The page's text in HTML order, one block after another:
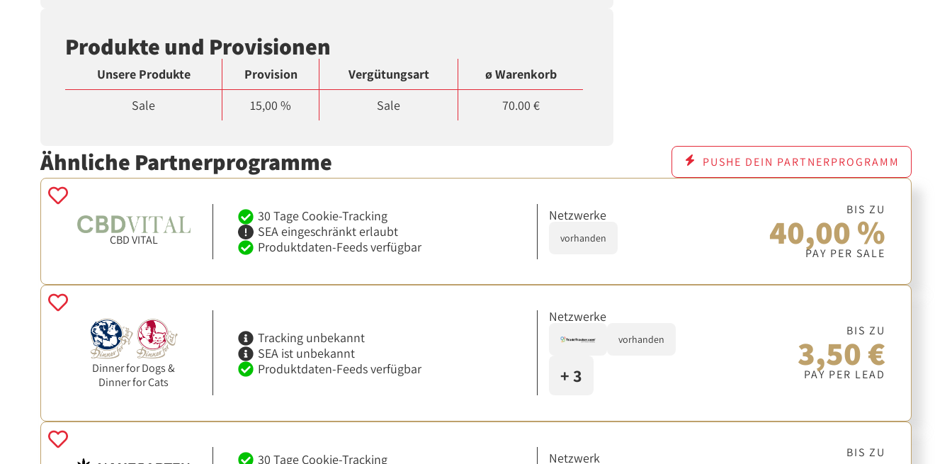
Produkte und Provisionen
Unsere Produkte Provision Vergütungsart
ø Warenkorb
Sale
15,00 % Sale 70.00 €
Ähnliche Partnerprogramme PUSHE DEIN PARTNERPROGRAMM
CBD VITAL
30 Tage Cookie-Tracking
SEA eingeschränkt erlaubt
Produktdaten-Feeds verfügbar
Netzwerke
vorhanden
BIS ZU
40,00 %
PAY PER SALE
Dinner for Dogs &
Dinner for Cats
Tracking unbekannt
SEA ist unbekannt
Produktdaten-Feeds verfügbar
Netzwerke
vorhanden
+ 3
BIS ZU
3,50 €
PAY PER LEAD
30 Tage Cookie-Tracking Netzwerk BIS ZU